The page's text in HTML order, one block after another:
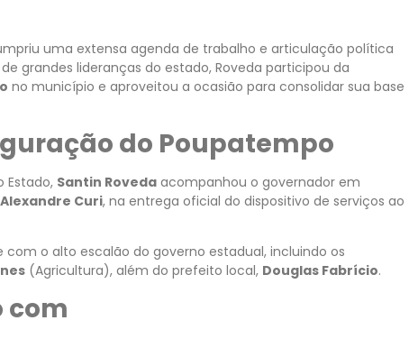
uma extensa agenda de trabalho e articulação política
grandes lideranças do estado, Roveda participou da
no município e aproveitou a ocasião para consolidar sua base
do Poupatempo
Estado, Santin Roveda acompanhou o governador em
Alexandre Curi, na entrega oficial do dispositivo de serviços ao
o alto escalão do governo estadual, incluindo os
(Agricultura), além do prefeito local, Douglas Fabrício.
com